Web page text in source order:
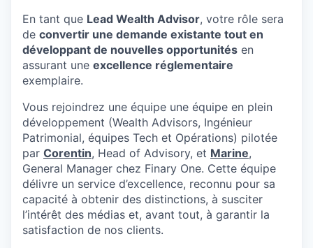
En tant que Lead Wealth Advisor, votre rôle sera
de convertir une demande existante tout en
développant de nouvelles opportunités en
assurant une excellence réglementaire
exemplaire.
Vous rejoindrez une équipe une équipe en plein
développement (Wealth Advisors, Ingénieur
Patrimonial, équipes Tech et Opérations) pilotée
par Corentin, Head of Advisory, et Marine,
General Manager chez Finary One. Cette équipe
délivre un service d’excellence, reconnu pour sa
capacité à obtenir des distinctions, à susciter
l’intérêt des médias et, avant tout, à garantir la
satisfaction de nos clients.